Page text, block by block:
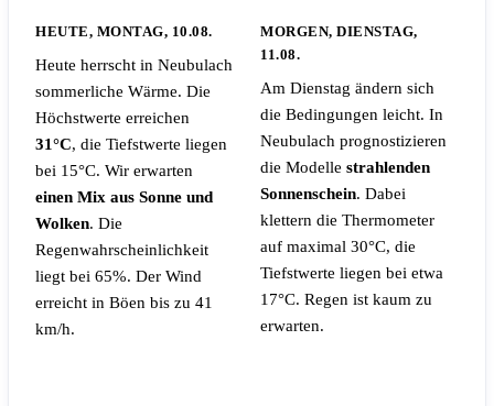
HEUTE, MONTAG, 10.08.
Heute herrscht in Neubulach
sommerliche Wärme. Die
Höchstwerte erreichen
31°C, die Tiefstwerte liegen
bei 15°C. Wir erwarten
einen Mix aus Sonne und
Wolken. Die
Regenwahrscheinlichkeit
liegt bei 65%. Der Wind
erreicht in Böen bis zu 41
km/h.
MORGEN, DIENSTAG,
11.08.
Am Dienstag ändern sich
die Bedingungen leicht. In
Neubulach prognostizieren
die Modelle strahlenden
Sonnenschein. Dabei
klettern die Thermometer
auf maximal 30°C, die
Tiefstwerte liegen bei etwa
17°C. Regen ist kaum zu
erwarten.